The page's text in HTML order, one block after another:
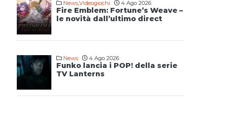
News,Videogiochi 4 Ago 2026
Fire Emblem: Fortune’s Weave –
le novità dall’ultimo direct
News 4 Ago 2026
Funko lancia i POP! della serie
TV Lanterns